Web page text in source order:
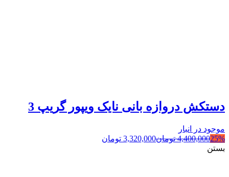
دستکش دروازه بانی نایک ویپور گریپ 3
موجود در انبار
25%
4,400,000 تومان3,320,000 تومان
بستن